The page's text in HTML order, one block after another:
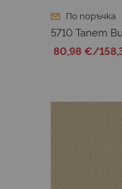
По поръчка
5710 Тапет
80,98 €/